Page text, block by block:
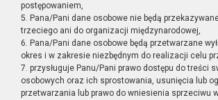
postępowaniem,
5. Pana/Pani dane osobowe nie będą
trzeciego ani do organizacji międzynarodowej,
6. Pana/Pani dane osobowe będą przetwarzane
okres i w zakresie niezbędnym do realizacji celu
7. przysługuje Panu/Pani prawo dostępu do treści
osobowych oraz ich sprostowania, usunięcia lub
przetwarzania lub prawo do wniesienia sprzeciwu